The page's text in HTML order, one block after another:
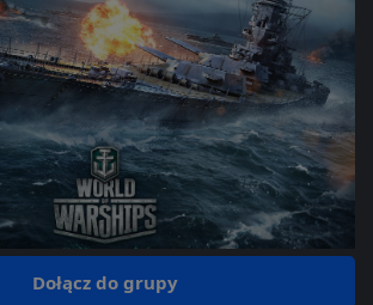
Dołącz do grupy